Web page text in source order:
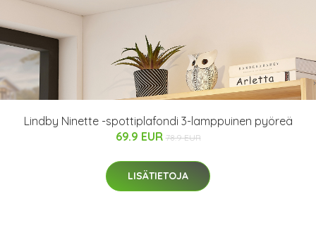
Lindby Ninette -spottiplafondi 3-lamppuinen pyöreä
69.9 EUR 78.9 EUR
LISÄTIETOJA